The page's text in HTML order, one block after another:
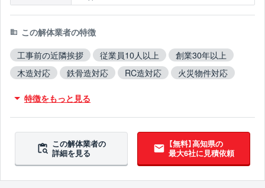
この解体業者の特徴
工事前の近隣挨拶
従業員10人以上
創業30年以上
木造対応
鉄骨造対応 RC造対応
火災物件対応
特徴をもっと見る
この解体業者の
詳細を見る
【無料】高知県の
最大6社に見積依頼